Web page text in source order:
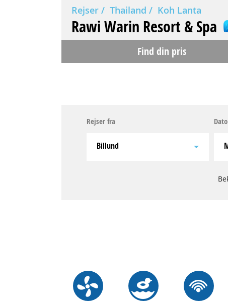
Rejser Thailand Koh Lanta
Rawi Warin Resort & Spa
Find din pris
Rejser fra
Billund
Dato